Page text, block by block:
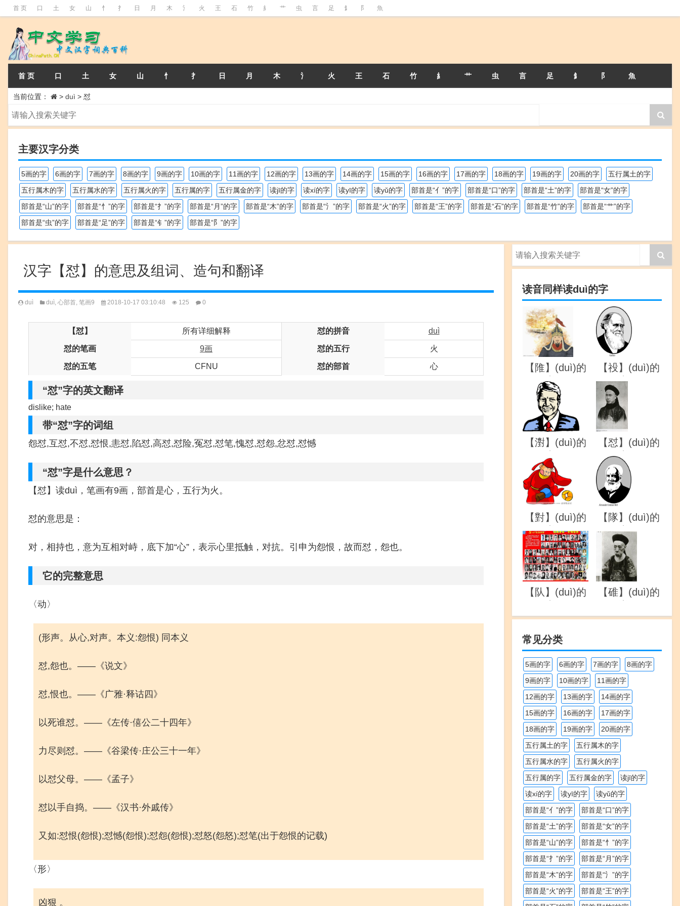
首 页 口 土 女 山 忄 扌 日 月 木 氵 火 王 石 竹 糹 艹 虫 言 足 釒 阝 魚
首 页 口 土 女 山 忄 扌 日 月 木 氵 火 王 石 竹 糹 艹 虫 言 足 釒 阝 魚
当前位置： > duì > 怼
主要汉字分类
5画的字 6画的字 7画的字 8画的字 9画的字 10画的字 11画的字 12画的字 13画的字 14画的字 15画的字 16画的字 17画的字 18画的字 19画的字 20画的字
五行属土的字
五行属木的字
五行属水的字 五行属火的字 五行属的字 五行属金的字 读jī的字 读xí的字 读yī的字 读yǔ的字 部首是“亻”的字 部首是“口”的字 部首是“土”的字
部首是“女”的字
部首是“山”的字
部首是“忄”的字 部首是“扌”的字 部首是“月”的字 部首是“木”的字 部首是“氵”的字 部首是“火”的字 部首是“王”的字 部首是“石”的字 部首是“竹”的字
部首是“艹”的字
部首是“虫”的字
部首是“足”的字 部首是“钅”的字 部首是“阝”的字
汉字【怼】的意思及组词、造句和翻译
duì duì, 心部首, 笔画9 2018-10-17 03:10:48 125 0
【怼】 所有详细解释 怼的拼音 duì
怼的笔画 9画 怼的五行 火
怼的五笔 CFNU 怼的部首 心
“怼”字的英文翻译
dislike; hate
带“怼”字的词组
怨怼,互怼,不怼,怼恨,恚怼,陷怼,高怼,怼险,冤怼,怼笔,愧怼,怼怨,忿怼,怼憾
“怼”字是什么意思？
【怼】读duì，笔画有9画，部首是心，五行为火。
怼的意思是：
对，相持也，意为互相对峙，底下加“心”，表示心里抵触，对抗。引申为怨恨，故而怼，怨也。
它的完整意思
〈动〉
(形声。从心,对声。本义:怨恨) 同本义
怼,怨也。——《说文》
怼,恨也。——《广雅·释诂四》
以死谁怼。——《左传·僖公二十四年》
力尽则怼。——《谷梁传·庄公三十一年》
以怼父母。——《孟子》
怼以手自捣。——《汉书·外戚传》
又如:怼恨(怨恨);怼憾(怨恨);怼怨(怨恨);怼怒(怨怒);怼笔(出于怨恨的记载)
〈形〉
凶狠 。
读音同样读duì的字
【陮】(duì)的
详解
【祋】(duì)的
详解
【濧】(duì)的
详解
【怼】(duì)的
详解
【對】(duì)的
详解
【隊】(duì)的
详解
【队】(duì)的
【碓】(duì)的
常见分类
5画的字 6画的字 7画的字
8画的字
9画的字
10画的字
11画的字
12画的字
13画的字
14画的字
15画的字
16画的字
17画的字
18画的字
19画的字
20画的字
五行属土的字
五行属木的字
五行属水的字
五行属火的字
五行属的字
五行属金的字
读jī的字
读xí的字
读yī的字
读yǔ的字
部首是“亻”的字
部首是“口”的字
部首是“土”的字
部首是“女”的字
部首是“山”的字
部首是“忄”的字
部首是“扌”的字
部首是“月”的字
部首是“木”的字
部首是“氵”的字
部首是“火”的字
部首是“王”的字